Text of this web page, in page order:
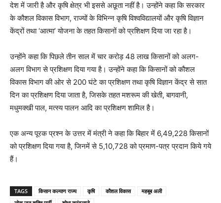
देश में जारी है और कृषि क्षेत्र भी इससे अछूता नहीं है। उन्होंने कहा कि सरकार
के कौशल विकास विभाग, राज्यों के विभिन्न कृषि विश्वविद्यालयों और कृषि विज्ञान
केंद्रों तथा ‘आत्मा’ योजना के तहत किसानों को प्रशिक्षण दिया जा रहा है।
उन्होंने कहा कि पिछले तीन साल में चार करोड़ 48 लाख किसानों को अलग-
अलग विभाग से प्रशिक्षण दिया गया है। उन्होंने कहा कि किसानों को कौशल
विकास विभाग की ओर से 200 घंटे का प्रशिक्षण तथा कृषि विज्ञान केंद्र से सात
दिन का प्रशिक्षण दिया जाता है, जिसके तहत मशरूम की खेती, बागवानी,
मधुमक्खी पाल, मत्स्य पालन आदि का प्रशिक्षण शामिल है।
एक अन्य पूरक प्रश्न के उत्तर में मंत्री ने कहा कि बिहार में 6,49,228 किसानों
को प्रशिक्षण दिया गया है, जिनमें से 5,10,728 को प्रमाण-पत्र प्रदान किये गये
हैं।
TAGS किसान कल्याण राज्य कृषि कौशल विकास
महबूब अली